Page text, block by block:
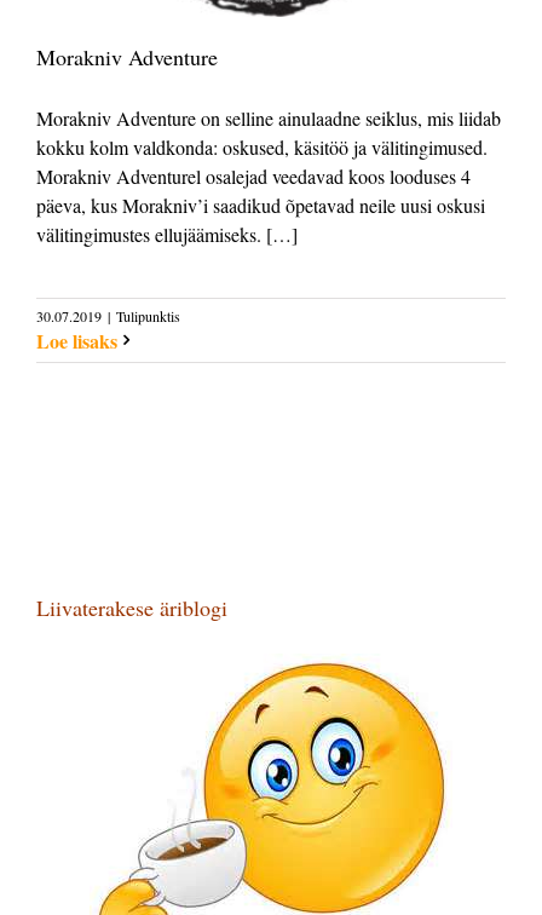
Morakniv Adventure
Morakniv Adventure on selline ainulaadne seiklus, mis liidab
kokku kolm valdkonda: oskused, käsitöö ja välitingimused.
Morakniv Adventurel osalejad veedavad koos looduses 4
päeva, kus Morakniv’i saadikud õpetavad neile uusi oskusi
välitingimustes ellujäämiseks. […]
30.07.2019 | Tulipunktis
Loe lisaks
Liivaterakese äriblogi